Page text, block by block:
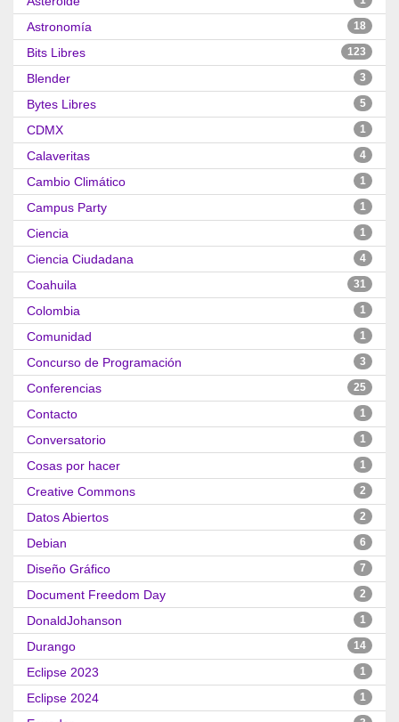
Astronomía 18
Bits Libres 123
Blender 3
Bytes Libres 5
CDMX 1
Calaveritas 4
Cambio Climático 1
Campus Party 1
Ciencia 1
Ciencia Ciudadana 4
Coahuila 31
Colombia 1
Comunidad 1
Concurso de Programación 3
Conferencias 25
Contacto 1
Conversatorio 1
Cosas por hacer 1
Creative Commons 2
Datos Abiertos 2
Debian 6
Diseño Gráfico 7
Document Freedom Day 2
DonaldJohanson 1
Durango 14
Eclipse 2023 1
Eclipse 2024 1